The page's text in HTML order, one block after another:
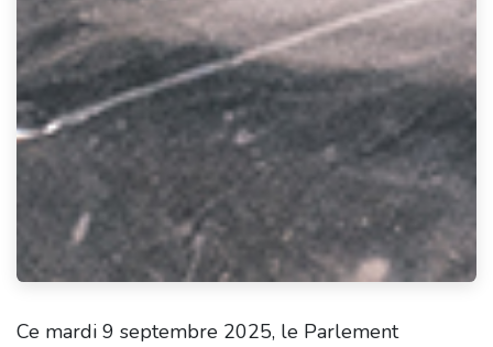
Ce mardi 9 septembre 2025, le Parlement